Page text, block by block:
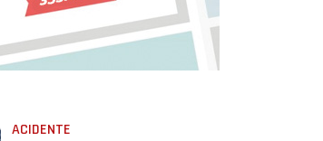
ACIDENTE